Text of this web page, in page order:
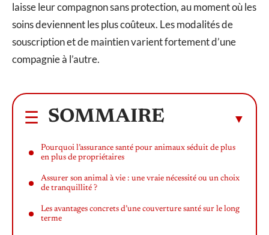
laisse leur compagnon sans protection, au moment où les
soins deviennent les plus coûteux. Les modalités de
souscription et de maintien varient fortement d’une
compagnie à l’autre.
SOMMAIRE
Pourquoi l’assurance santé pour animaux séduit de plus
en plus de propriétaires
Assurer son animal à vie : une vraie nécessité ou un choix
de tranquillité ?
Les avantages concrets d’une couverture santé sur le long
terme